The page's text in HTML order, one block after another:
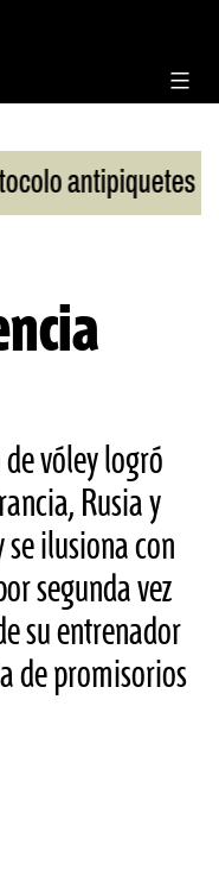
antipiquetes |
vóley logró
Rusia y
ilusiona con
segunda vez
su entrenador
de promisorios